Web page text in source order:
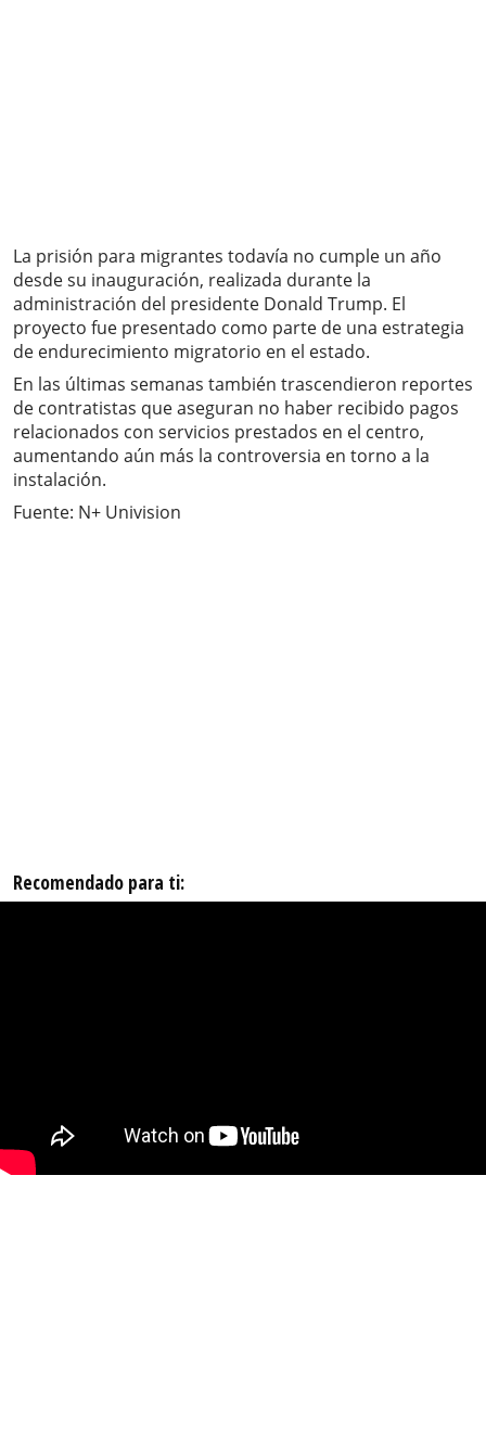
La prisión para migrantes todavía no cumple un año
desde su inauguración, realizada durante la
administración del presidente Donald Trump. El
proyecto fue presentado como parte de una estrategia
de endurecimiento migratorio en el estado.
En las últimas semanas también trascendieron reportes
de contratistas que aseguran no haber recibido pagos
relacionados con servicios prestados en el centro,
aumentando aún más la controversia en torno a la
instalación.
Fuente: N+ Univision
Recomendado para ti: